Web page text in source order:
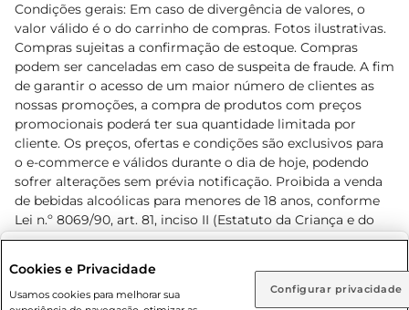
Rio de Janeiro (RJ) Goiás (GO)
Condições gerais: Em caso de divergência de valores, o
valor válido é o do carrinho de compras. Fotos ilustrativas.
Compras sujeitas a confirmação de estoque. Compras
podem ser canceladas em caso de suspeita de fraude. A fim
de garantir o acesso de um maior número de clientes as
nossas promoções, a compra de produtos com preços
promocionais poderá ter sua quantidade limitada por
cliente. Os preços, ofertas e condições são exclusivos para
o e-commerce e válidos durante o dia de hoje, podendo
sofrer alterações sem prévia notificação. Proibida a venda
de bebidas alcoólicas para menores de 18 anos, conforme
Lei n.º 8069/90, art. 81, inciso II (Estatuto da Criança e do
Adolescente). Preços e condições exclusivos para o
prévio. O valor mínimo para as compras on-line é de R$
80,00.
Cookies e Privacidade
Usamos cookies para melhorar sua
Configurar privacidade